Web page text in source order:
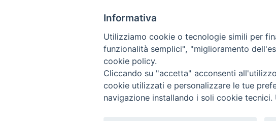
Privacy
Copyright © 2019 - Tutti i diritti riservati - Vita Trentina
Informativa
Utilizziamo cookie o tecnologie simili per
funzionalità semplici", "miglioramento
cookie policy.
Cliccando su "accetta" acconsenti
cookie utilizzati e personalizzare le tue
navigazione installando i soli cookie